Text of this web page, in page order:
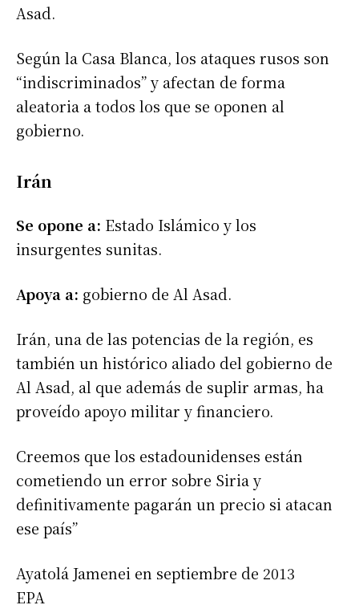
Asad.
Según la Casa Blanca, los ataques rusos son
“indiscriminados” y afectan de forma
aleatoria a todos los que se oponen al
gobierno.
Irán
Se opone a: Estado Islámico y los
insurgentes sunitas.
Apoya a: gobierno de Al Asad.
Irán, una de las potencias de la región, es
también un histórico aliado del gobierno de
Al Asad, al que además de suplir armas, ha
proveído apoyo militar y financiero.
Creemos que los estadounidenses están
cometiendo un error sobre Siria y
definitivamente pagarán un precio si atacan
ese país”
Ayatolá Jamenei en septiembre de 2013
EPA